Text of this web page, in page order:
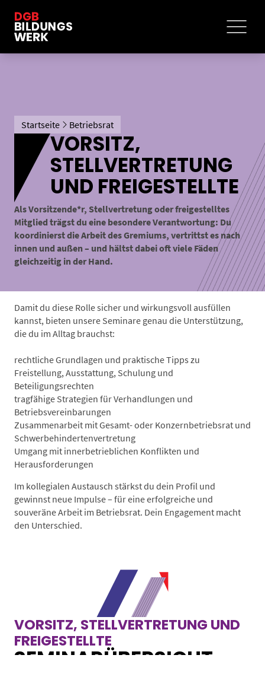
Startseite Betriebsrat
VORSITZ,
STELLVERTRETUNG
UND FREIGESTELLTE
Als Vorsitzende*r, Stellvertretung oder freigestelltes
Mitglied trägst du eine besondere Verantwortung: Du
koordinierst die Arbeit des Gremiums, vertrittst es nach
innen und außen – und hältst dabei oft viele Fäden
gleichzeitig in der Hand.
Damit du diese Rolle sicher und wirkungsvoll ausfüllen
kannst, bieten unsere Seminare genau die Unterstützung,
die du im Alltag brauchst:
rechtliche Grundlagen und praktische Tipps zu
Freistellung, Ausstattung, Schulung und
Beteiligungsrechten
tragfähige Strategien für Verhandlungen und
Betriebsvereinbarungen
Zusammenarbeit mit Gesamt- oder Konzernbetriebsrat und
Schwerbehindertenvertretung
Umgang mit innerbetrieblichen Konflikten und
Herausforderungen
Im kollegialen Austausch stärkst du dein Profil und
gewinnst neue Impulse – für eine erfolgreiche und
souveräne Arbeit im Betriebsrat. Dein Engagement macht
den Unterschied.
VORSITZ, STELLVERTRETUNG UND
FREIGESTELLTE
SEMINARÜBERSICHT